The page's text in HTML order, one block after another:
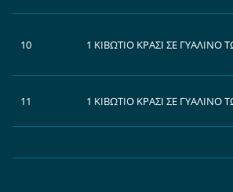
10 1 ΚIΒΩΤΙΟ ΚΡΑΣΙ ΣΕ ΓΥΑΛΙΝΟ
11 1 ΚIΒΩΤΙΟ ΚΡΑΣΙ ΣΕ ΓΥΑΛΙΝΟ